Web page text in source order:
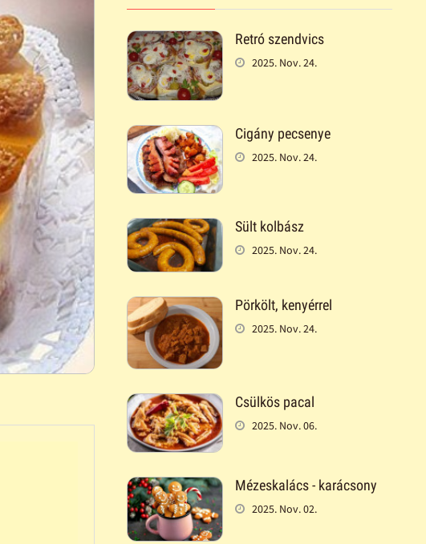
Retró szendvics
2025. Nov. 24.
Cigány pecsenye
2025. Nov. 24.
Sült kolbász
2025. Nov. 24.
Pörkölt, kenyérrel
2025. Nov. 24.
Csülkös pacal
2025. Nov. 06.
Mézeskalács - karácsony
2025. Nov. 02.